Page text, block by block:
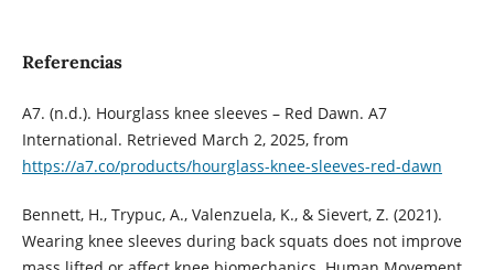
Referencias
A7. (n.d.). Hourglass knee sleeves – Red Dawn. A7
International. Retrieved March 2, 2025, from
https://a7.co/products/hourglass-knee-sleeves-red-dawn
Bennett, H., Trypuc, A., Valenzuela, K., & Sievert, Z. (2021).
Wearing knee sleeves during back squats does not improve